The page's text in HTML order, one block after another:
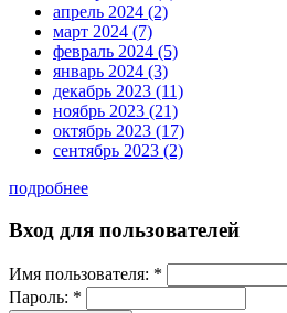
апрель 2024 (2)
март 2024 (7)
февраль 2024 (5)
январь 2024 (3)
декабрь 2023 (11)
ноябрь 2023 (21)
октябрь 2023 (17)
сентябрь 2023 (2)
подробнее
Вход для пользователей
Имя пользователя: *
Пароль: *